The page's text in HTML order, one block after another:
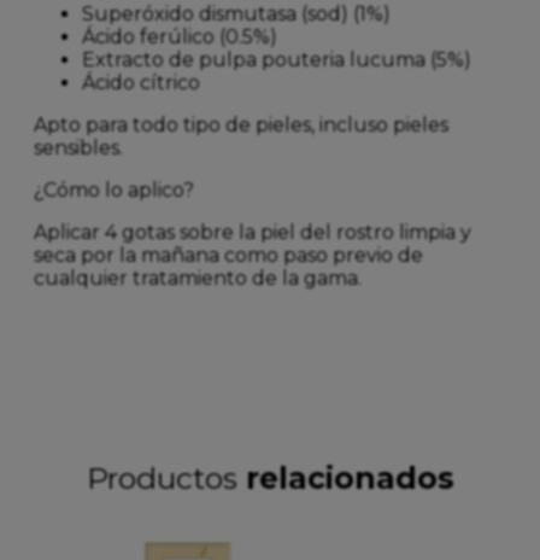
Superóxido dismutasa (sod) (1%)
Ácido ferúlico (0.5%)
Extracto de pulpa pouteria lucuma (5%)
Ácido cítrico
Apto para todo tipo de pieles, incluso pieles
sensibles.
¿Cómo lo aplico?
Aplicar 4 gotas sobre la piel del rostro limpia y
seca por la mañana como paso previo de
cualquier tratamiento de la gama.
Productos relacionados